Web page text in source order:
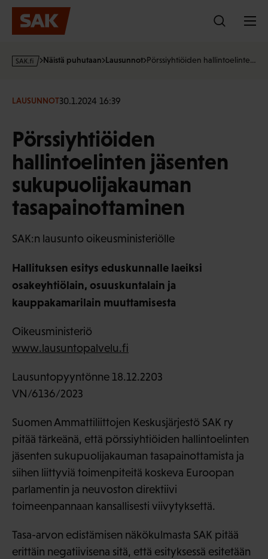
Hyppää
sisältöön
s
·
Näistä puhutaan Lausunnot Pörssiyhtiöiden hallintoelinte…
LAUSUNNOT30.1.2024 16:39
Pörssiyhtiöiden
hallintoelinten jäsenten
sukupuolijakauman
tasapainottaminen
SAK:n lausunto oikeusministeriölle
Hallituksen esitys eduskunnalle laeiksi
osakeyhtiölain, osuuskuntalain ja
kauppakamarilain muuttamisesta
Oikeusministeriö
www.lausuntopalvelu.fi
Lausuntopyyntönne 18.12.2203
VN/6136/2023
Suomen Ammattiliittojen Keskusjärjestö SAK ry
pitää tärkeänä, että pörssiyhtiöiden hallintoelinten
jäsenten sukupuolijakauman tasapainottamista ja
siihen liittyviä toimenpiteitä koskeva Euroopan
parlamentin ja neuvoston direktiivi
toimeenpannaan kansallisesti viivytyksettä.
Tasa-arvon edistämisen näkökulmasta SAK pitää
erittäin negatiivisena sitä, että esityksessä esitetään